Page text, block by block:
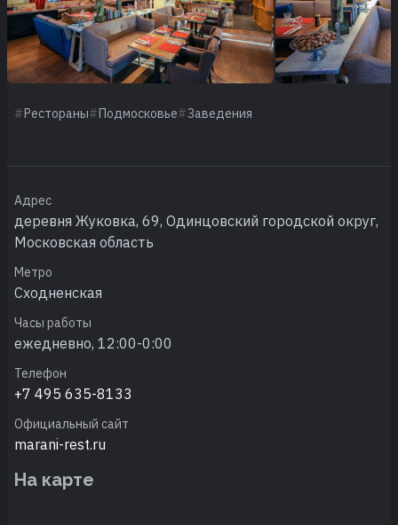
Рестораны Подмосковье Заведения
Адрес
деревня Жуковка, 69, Одинцовский городской округ,
Московская область
Метро
Сходненская
Часы работы
ежедневно, 12:00-0:00
Телефон
+7 495 635-8133
Официальный сайт
marani-rest.ru
На карте